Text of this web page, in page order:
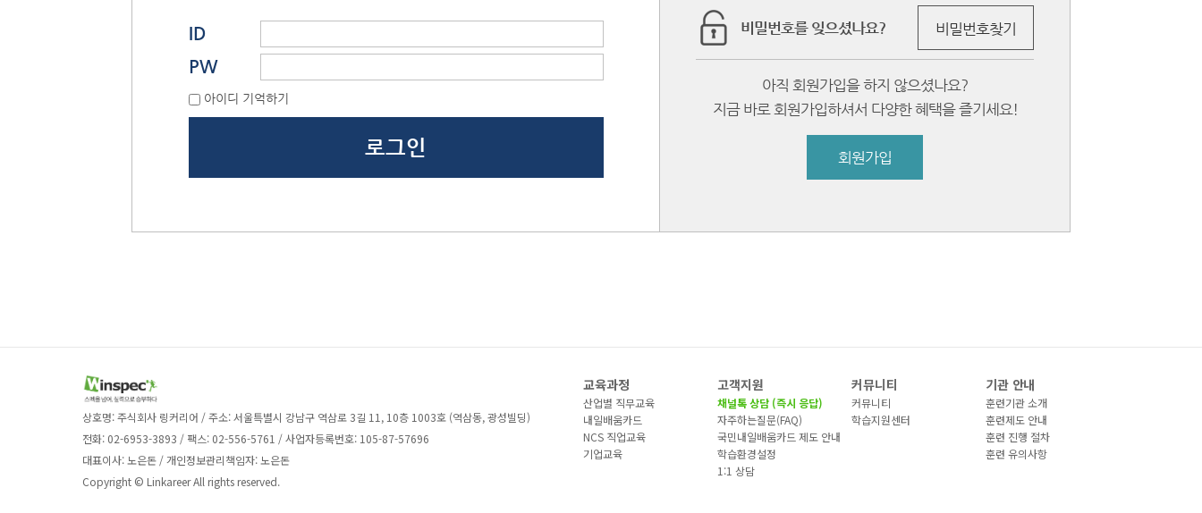
ID
PW
아이디 기억하기
비밀번호를 잊으셨나요? 비밀번호찾기
아직 회원가입을 하지 않으셨나요?
지금 바로 회원가입하셔서 다양한 혜택을 즐기세요!
회원가입
상호명: 주식회사 링커리어 / 주소: 서울특별시 강남구 역삼로 3길 11, 10층 1003호 (역삼동, 광성빌딩)
전화: 02-6953-3893 / 팩스: 02-556-5761 / 사업자등록번호: 105-87-57696
대표이사: 노은돈 / 개인정보관리책임자: 노은돈
Copyright © Linkareer All rights reserved.
교육과정
산업별 직무교육
내일배움카드
NCS 직업교육
기업교육
고객지원
채널톡 상담 (즉시 응답)
자주하는질문(FAQ)
국민내일배움카드 제도 안내
학습환경설정
1:1 상담
커뮤니티
커뮤니티
학습지원센터
기관 안내
훈련기관 소개
훈련제도 안내
훈련 진행 절차
훈련 유의사항